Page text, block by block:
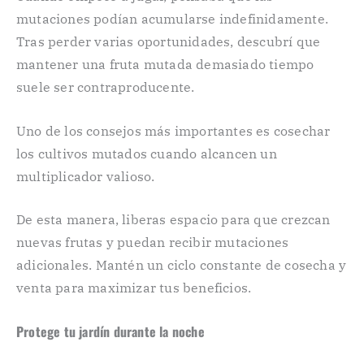
mutaciones podían acumularse indefinidamente.
Tras perder varias oportunidades, descubrí que
mantener una fruta mutada demasiado tiempo
suele ser contraproducente.
Uno de los consejos más importantes es cosechar
los cultivos mutados cuando alcancen un
multiplicador valioso.
De esta manera, liberas espacio para que crezcan
nuevas frutas y puedan recibir mutaciones
adicionales. Mantén un ciclo constante de cosecha y
venta para maximizar tus beneficios.
Protege tu jardín durante la noche